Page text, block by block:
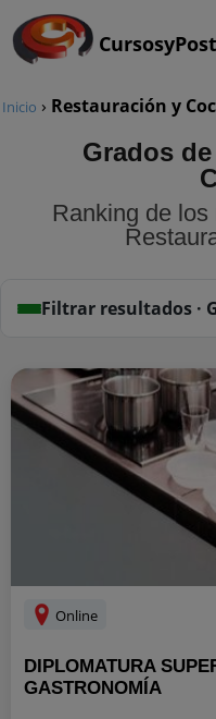
Inicio › Restauración y
Grados
Ranking de
Filtrar resultados ·
Online
DIPLOMATURA
GASTRONOMÍA